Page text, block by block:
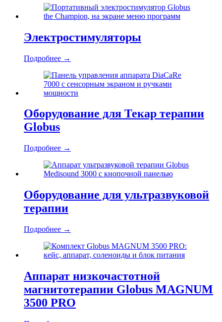
Электростимуляторы
Подробнее →
Оборудование для Текар терапии
Globus
Подробнее →
Оборудование для ультразвуковой
терапии
Подробнее →
Аппарат низкочастотной
магнитотерапии Globus MAGNUM
3500 PRO